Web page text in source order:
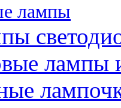
лампы
лампы